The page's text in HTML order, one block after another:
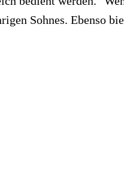
Sohnes. Ebenso